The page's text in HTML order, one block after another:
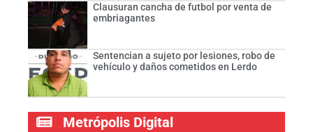
Clausuran cancha de futbol por venta de
embriagantes
Sentencian a sujeto por lesiones, robo de
vehículo y daños cometidos en Lerdo
Metrópolis Digital